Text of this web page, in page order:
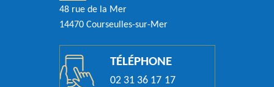
48 rue de la Mer
14470 Courseulles-sur-Mer
TÉLÉPHONE
02 31 36 17 17